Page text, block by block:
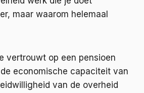
maar waarom helemaal
vertrouwt op een pensioen
economische capaciteit van
van de overheid